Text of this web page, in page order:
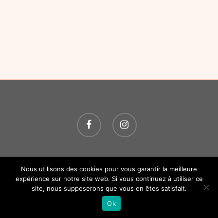
© 2026 O P'TITS SOINS. Tous droits réservés.Création
Atelier Com' Personne. Mentions légales.
Nous utilisons des cookies pour vous garantir la meilleure
expérience sur notre site web. Si vous continuez à utiliser ce
site, nous supposerons que vous en êtes satisfait.
Ok